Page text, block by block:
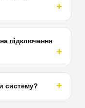
підключення
систему?